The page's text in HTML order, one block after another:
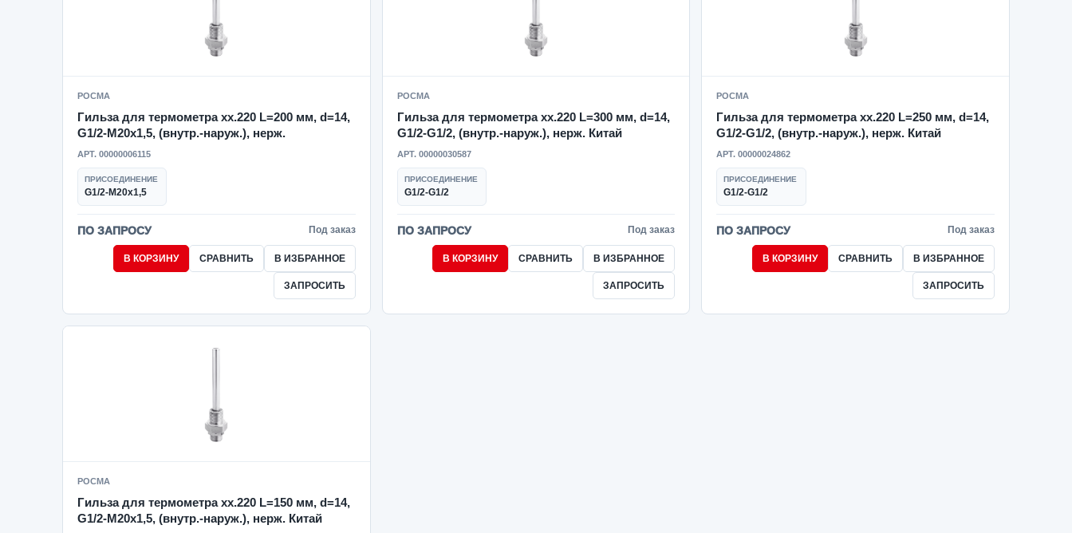
РОСМА
Гильза для термометра xx.220 L=200 мм, d=14,
G1/2-M20x1,5, (внутр.-наруж.), нерж.
АРТ. 00000006115
ПРИСОЕДИНЕНИЕ
G1/2-M20x1,5
ПО ЗАПРОСУ Под заказ
В КОРЗИНУ СРАВНИТЬ В ИЗБРАННОЕ
ЗАПРОСИТЬ
РОСМА
Гильза для термометра xx.220 L=300 мм, d=14,
G1/2-G1/2, (внутр.-наруж.), нерж. Китай
АРТ. 00000030587
ПРИСОЕДИНЕНИЕ
G1/2-G1/2
ПО ЗАПРОСУ Под заказ
В КОРЗИНУ СРАВНИТЬ В ИЗБРАННОЕ
ЗАПРОСИТЬ
РОСМА
Гильза для термометра xx.220 L=250 мм, d=14,
G1/2-G1/2, (внутр.-наруж.), нерж. Китай
АРТ. 00000024862
ПРИСОЕДИНЕНИЕ
G1/2-G1/2
ПО ЗАПРОСУ Под заказ
В КОРЗИНУ СРАВНИТЬ В ИЗБРАННОЕ
ЗАПРОСИТЬ
РОСМА
Гильза для термометра xx.220 L=150 мм, d=14,
G1/2-M20x1,5, (внутр.-наруж.), нерж. Китай